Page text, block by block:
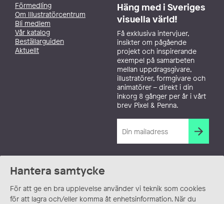
Hantera samtycke
För att ge en bra upplevelse använder vi teknik som cookies
för att lagra och/eller komma åt enhetsinformation. När du
Förmedling
Om Illustratörcentrum
Bli medlem
Vår katalog
Beställarguiden
Aktuellt
Häng med i Sveriges
visuella värld!
Få exklusiva intervjuer,
insikter om pågående
projekt och inspirerande
exempel på samarbeten
mellan uppdragsgivare,
illustratörer, formgivare och
animatörer – direkt i din
inkorg 8 gånger per år i vårt
brev Pixel & Penna.